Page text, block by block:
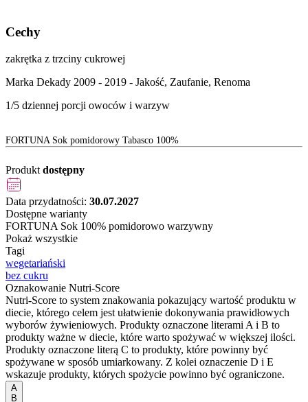
Cechy
zakrętka z trzciny cukrowej
Marka Dekady 2009 - 2019 - Jakość, Zaufanie, Renoma
1/5 dziennej porcji owoców i warzyw
FORTUNA Sok pomidorowy Tabasco 100%
Produkt dostępny
Data przydatności: 30.07.2027
Dostępne warianty
FORTUNA Sok 100% pomidorowo warzywny
Pokaż wszystkie
Tagi
wegetariański
bez cukru
Oznakowanie Nutri-Score
Nutri-Score to system znakowania pokazujący wartość produktu w
diecie, którego celem jest ułatwienie dokonywania prawidłowych
wyborów żywieniowych. Produkty oznaczone literami A i B to
produkty ważne w diecie, które warto spożywać w większej ilości.
Produkty oznaczone literą C to produkty, które powinny być
spożywane w sposób umiarkowany. Z kolei oznaczenie D i E
wskazuje produkty, których spożycie powinno być ograniczone.
A
B